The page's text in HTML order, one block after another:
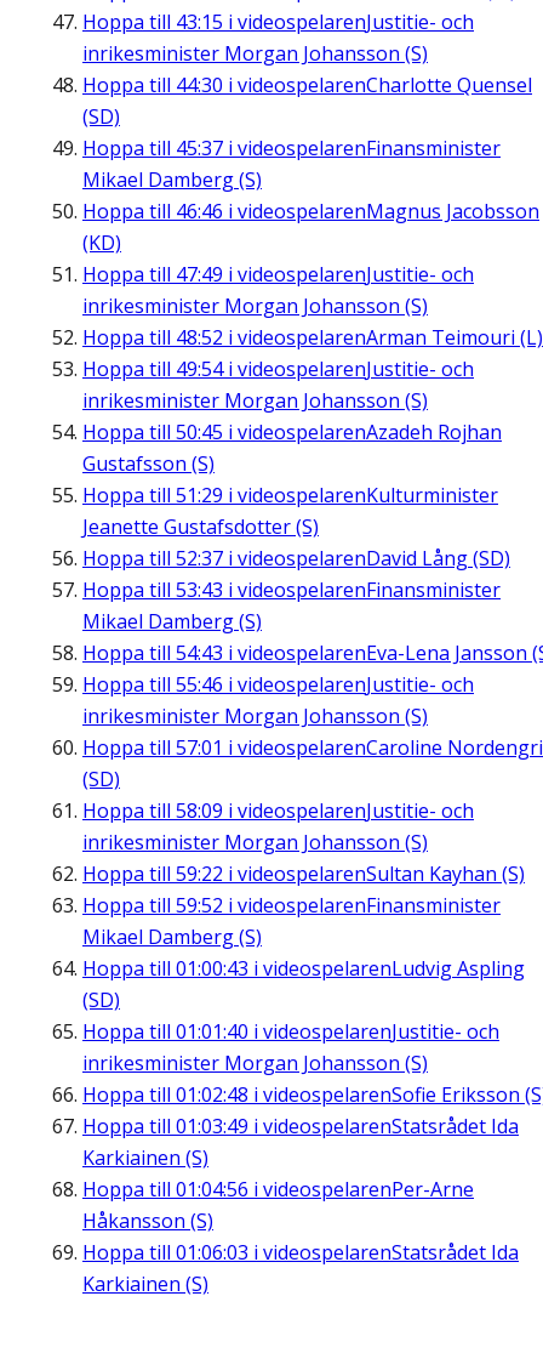
Hoppa till 43:15 i videospelarenJustitie- och
inrikesminister Morgan Johansson (S)
Hoppa till 44:30 i videospelarenCharlotte Quensel
(SD)
Hoppa till 45:37 i videospelarenFinansminister
Mikael Damberg (S)
Hoppa till 46:46 i videospelarenMagnus Jacobsson
(KD)
Hoppa till 47:49 i videospelarenJustitie- och
inrikesminister Morgan Johansson (S)
Hoppa till 48:52 i videospelarenArman Teimouri (L)
Hoppa till 49:54i videospelarenJustitie- och
inrikesminister Morgan Johansson (S)
Hoppa till 50:45 i videospelarenAzadeh Rojhan
Gustafsson (S)
Hoppa till 51:29 i videospelarenKulturminister
Jeanette Gustafsdotter (S)
Hoppa till 52:37 i videospelarenDavid Lång (SD)
Hoppa till 53:43 i videospelarenFinansminister
Mikael Damberg (S)
Hoppa till 54:43 i videospelarenEva-Lena Jansson
Hoppa till 55:46 i videospelarenJustitie- och
inrikesminister Morgan Johansson (S)
Hoppa till 57:01 i videospelarenCaroline
(SD)
Hoppa till 58:09 i videospelarenJustitie- och
inrikesminister Morgan Johansson (S)
Hoppa till 59:22 i videospelarenSultan Kayhan (S)
Hoppa till 59:52 i videospelarenFinansminister
Mikael Damberg (S)
Hoppa till 01:00:43 i videospelarenLudvig Aspling
(SD)
Hoppa till 01:01:40 i videospelarenJustitie- och
inrikesminister Morgan Johansson (S)
Hoppa till 01:02:48 i videospelarenSofie Eriksson
Hoppa till 01:03:49 i videospelarenStatsrådet Ida
Karkiainen (S)
Hoppa till 01:04:56 i videospelarenPer-Arne
Håkansson (S)
Hoppa till 01:06:03 i videospelarenStatsrådet Ida
Karkiainen (S)